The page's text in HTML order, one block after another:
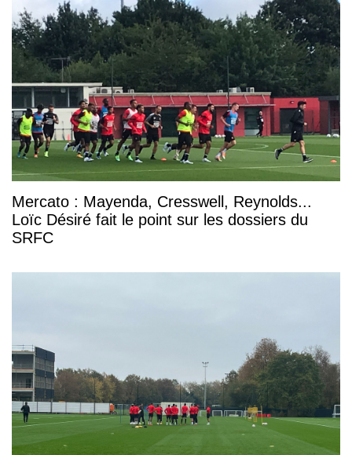
Mercato : Mayenda, Cresswell, Reynolds...
Loïc Désiré fait le point sur les dossiers du
SRFC